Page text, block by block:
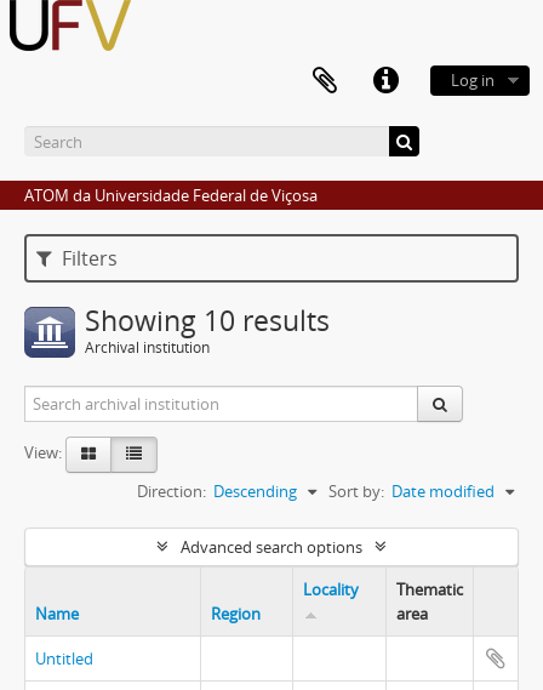
Log in
ATOM da Universidade Federal de Viçosa
Filters
Showing 10 results
Archival institution
View:
Sort by: Date modified
Direction: Descending
Advanced search options
Name Region
Locality
Thematic
area
Untitled